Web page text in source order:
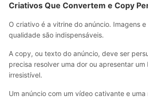
Criativos Que Convertem e Copy
O criativo é a vitrine do anúncio. Imagens
qualidade são indispensáveis.
A copy, ou texto do anúncio, deve ser
precisa resolver uma dor ou apresentar um
irresistível.
Um anúncio com um vídeo cativante e uma